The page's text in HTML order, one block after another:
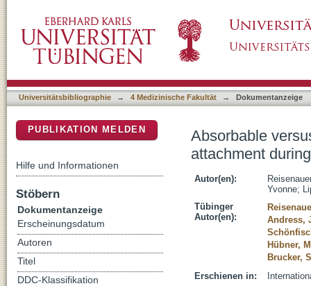
randomized controlled trial
Universitätsbibliographie → 4 Medizinische Fakultät → Dokumentanzeige
Absorbable
attachment
Autor(en):
Yvonne;
Tübinger
Autor(en):
Andress,
Hübner,
Brucker,
Erschienen in:
PUBLIKATION MELDEN
Hilfe und Informationen
Stöbern
Dokumentanzeige
Erscheinungsdatum
Autoren
Titel
DDC-Klassifikation